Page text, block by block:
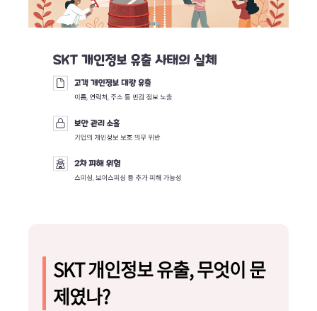
SKT 개인정보 유출, 무엇이 문
제였나?